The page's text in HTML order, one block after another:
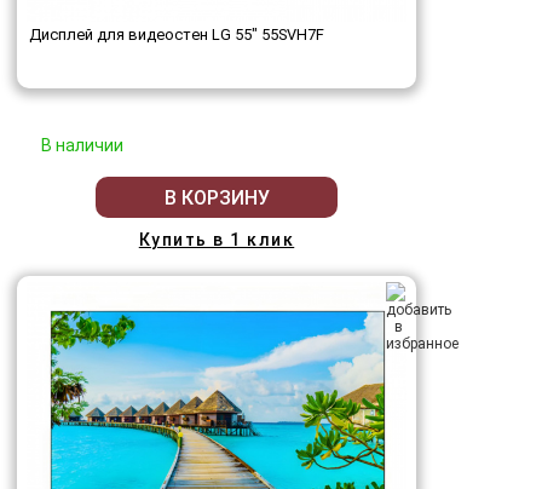
Дисплей для видеостен LG 55" 55SVH7F
В наличии
В КОРЗИНУ
Купить в 1 клик